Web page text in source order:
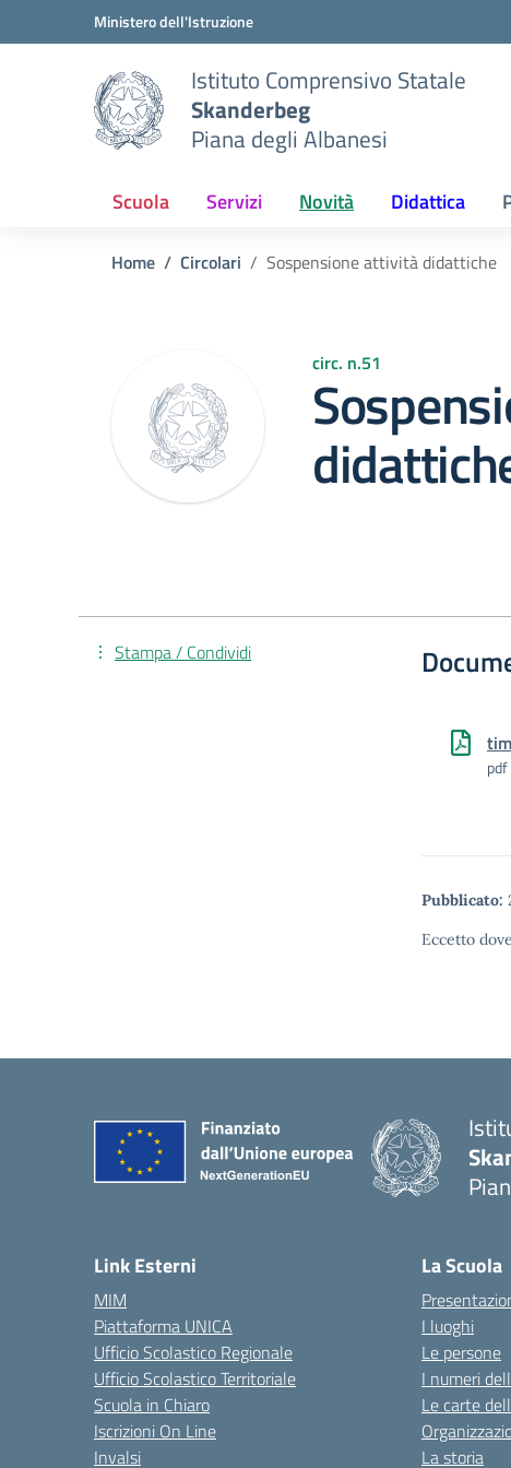
Vai ai contenuti
Vai al menu di navigazione
Ministero dell'Istruzione
Istituto Comprensivo Statale
Skanderbeg
Piana degli Albanesi
Scuola Servizi Novità Didattica
Home Circolari Sospensione attività didattiche
circ. n.51
Pubblicato:
Eccetto
Stampa / Condividi
Link Esterni
MIM
Piattaforma UNICA
Ufficio Scolastico Regionale
Ufficio Scolastico Territoriale
Scuola in Chiaro
Iscrizioni On Line
Invalsi
La Scuola
I luoghi
Le persone
I numeri
Le carte
La storia